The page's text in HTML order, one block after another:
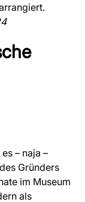
– naja –
Gründers
im Museum
als